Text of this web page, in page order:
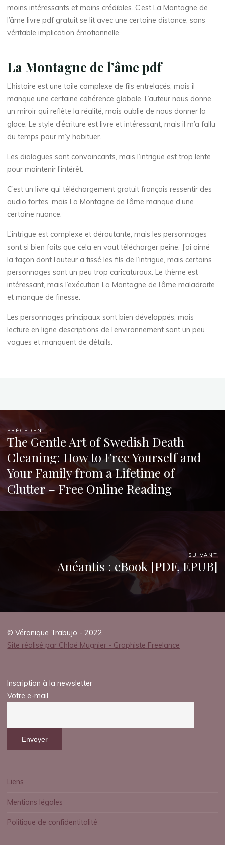
l’
m
e
|
e
B
o
o
k
[
E
P
U
SEPTEMBRE
2025
Chloé
Mugnier
moins intéressants et moins crédibles. C’est La Montagne de
l’âme livre pdf gratuit se lit avec une certaine distance, sans
véritable implication émotionnelle.
La Montagne de l’âme pdf
L’histoire est une toile complexe de fils entrelacés, mais il
manque une certaine cohérence globale. L’auteur nous donne
un miroir qui reflète la réalité, mais oublie de nous donner la
glace. Le style d’écriture est livre et intéressant, mais il m’a fallu
du temps pour m’y habituer.
Les dialogues sont convaincants, mais l’intrigue est trop lente
pour maintenir l’intérêt.
C’est un livre qui téléchargement gratuit français ressentir des
audio fortes, mais La Montagne de l’âme manque d’une
certaine nuance.
L’intrigue est complexe et déroutante, mais les personnages
sont si bien faits que cela en vaut télécharger peine. J’ai aimé
la façon dont l’auteur a tissé les fils de l’intrigue, mais certains
personnages sont un peu trop caricaturaux. Le thème est
intéressant, mais l’exécution La Montagne de l’âme maladroite
et manque de finesse.
Les personnages principaux sont bien développés, mais
lecture en ligne descriptions de l’environnement sont un peu
vagues et manquent de détails.
PRÉCÉDENT
The Gentle Art of Swedish Death
Cleaning: How to Free Yourself and
Your Family from a Lifetime of
Clutter – Free Online Reading
SUIVANT
Anéantis : eBook [PDF, EPUB]
© Véronique Trabujo - 2022
Site réalisé par Chloé Mugnier - Graphiste Freelance
Inscription à la newsletter
Votre e-mail
Liens
Mentions légales
Politique de confidentitalité